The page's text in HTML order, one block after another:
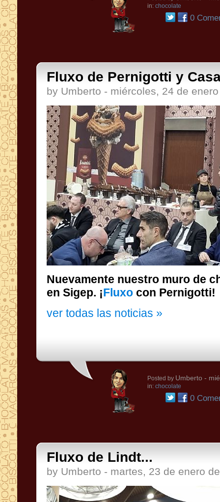
in: chocolate
0
Fluxo de Pernigotti y
by Umberto - miércoles, 24 de
Nuevamente nuestro muro de
en Sigep. ¡Fluxo con Pernigotti!
ver todas las noticias »
Posted by Umberto -
in: chocolate
0
Fluxo de Lindt...
by Umberto - martes, 23 de enero